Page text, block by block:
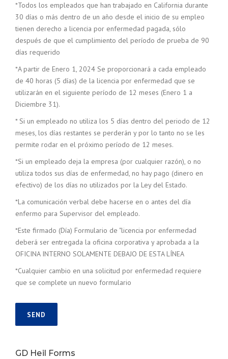
*Todos los empleados que han trabajado en California durante
30 días o más dentro de un año desde el inicio de su empleo
tienen derecho a licencia por enfermedad pagada, sólo
después de que el cumplimiento del período de prueba de 90
días requerido
*A partir de Enero 1, 2024 Se proporcionará a cada empleado
de 40 horas (5 días) de la licencia por enfermedad que se
utilizarán en el siguiente período de 12 meses (Enero 1 a
Diciembre 31).
* Si un empleado no utiliza los 5 días dentro del periodo de 12
meses, los días restantes se perderán y por lo tanto no se les
permite rodar en el próximo período de 12 meses.
*Si un empleado deja la empresa (por cualquier razón), o no
utiliza todos sus días de enfermedad, no hay pago (dinero en
efectivo) de los días no utilizados por la Ley del Estado.
*La comunicación verbal debe hacerse en o antes del día
enfermo para Supervisor del empleado.
*Este firmado (Día) Formulario de "licencia por enfermedad
deberá ser entregada la oficina corporativa y aprobada a la
OFICINA INTERNO SOLAMENTE DEBAJO DE ESTA LÍNEA
*Cualquier cambio en una solicitud por enfermedad requiere
que se complete un nuevo formulario
GD Heil Forms